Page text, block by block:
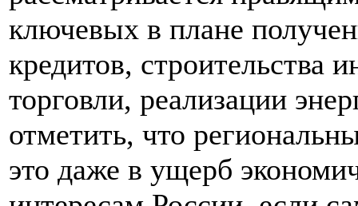
ключевых в плане
кредитов, строительства
торговли, реализации
отметить, что
это даже в ущерб